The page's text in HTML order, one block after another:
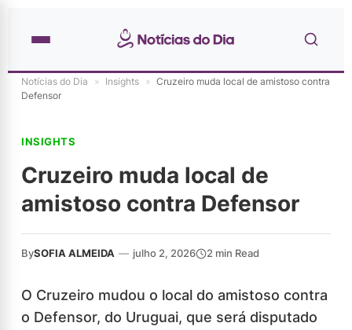
Notícias do Dia » Insights » Cruzeiro muda local de amistoso contra
Defensor
INSIGHTS
Cruzeiro muda local de
amistoso contra Defensor
BySOFIA ALMEIDA — julho 2, 2026 2 min Read
O Cruzeiro mudou o local do amistoso contra
o Defensor, do Uruguai, que será disputado